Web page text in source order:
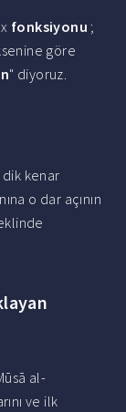
fonksiyonu ;
göre
" diyoruz.
dik kenar
o dar açının
al-
ve ilk